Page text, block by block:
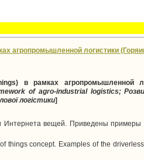
агропромышленной логистики
в рамках агропромышленной
of agro-industrial logistics;
логістики]
Интернета вещей. Приведены примеры
things concept. Examples of the